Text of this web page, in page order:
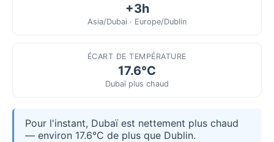
+3h
Asia/Dubai · Europe/Dublin
ÉCART DE TEMPÉRATURE
17.6°C
Dubaï plus chaud
Pour l'instant, Dubaï est nettement plus chaud
— environ 17.6°C de plus que Dublin.